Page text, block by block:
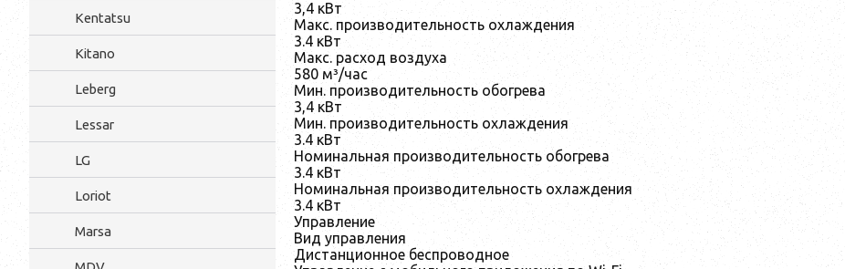
Kentatsu
Kitano
Leberg
Lessar
LG
Loriot
Marsa
3,4 кВт
Макс. производительность охлаждения
3.4 кВт
Макс. расход воздуха
580 м³/час
Мин. производительность обогрева
3,4 кВт
Мин. производительность охлаждения
3.4 кВт
Номинальная производительность обогрева
3.4 кВт
Номинальная производительность охлаждения
3.4 кВт
Управление
Вид управления
Дистанционное беспроводное